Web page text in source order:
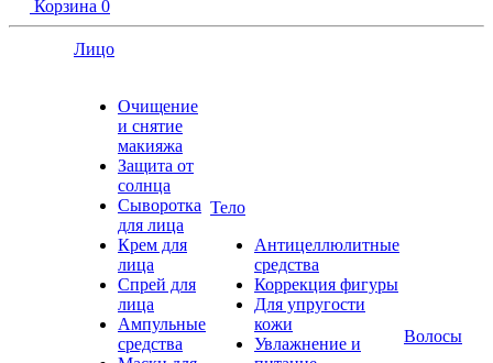
Корзина 0
Лицо
Очищение
и снятие
макияжа
Защита от
солнца
Сыворотка
для лица
Крем для
лица
Спрей для
лица
Ампульные
средства
Тело
Антицеллюлитные
средства
Коррекция фигуры
Для упругости
кожи
Увлажнение и
Волосы